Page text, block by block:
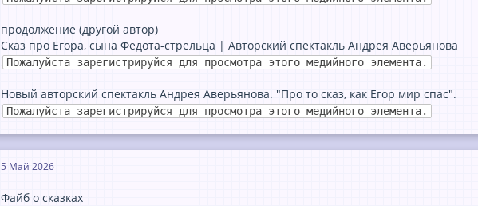
продолжение (другой автор)
Сказ про Егора, сына Федота-стрельца | Авторский спектакль Андрея Аверьянова
Пожалуйста зарегистрируйся для просмотра этого медийного элемента.
Новый авторский спектакль Андрея Аверьянова. "Про то сказ, как Егор мир спас".
Пожалуйста зарегистрируйся для просмотра этого медийного элемента.
5 Май 2026
Файб о сказках